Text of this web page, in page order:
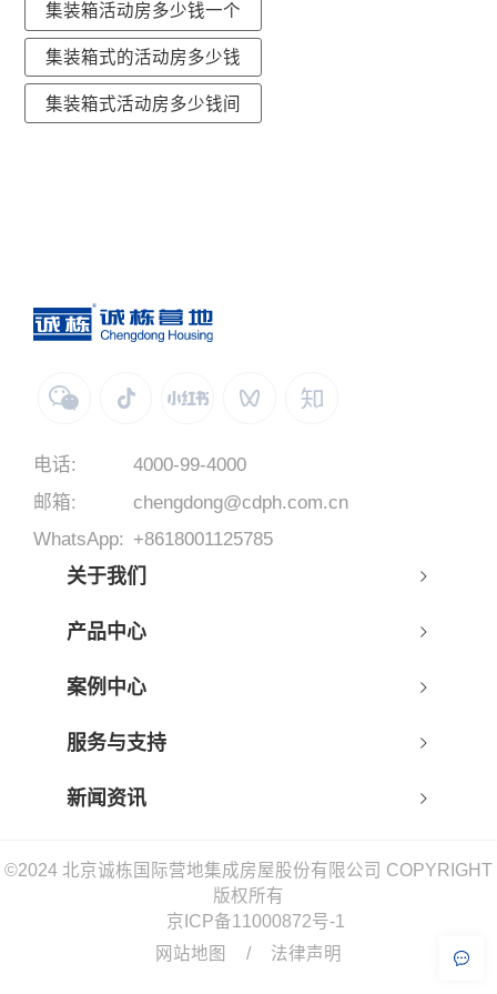
集装箱活动房多少钱一个
集装箱式的活动房多少钱
集装箱式活动房多少钱间
电话:
4000-99-4000
邮箱:
chengdong@cdph.com.cn
WhatsApp: +8618001125785
关于我们
产品中心
案例中心
服务与支持
新闻资讯
©2024 北京诚栋国际营地集成房屋股份有限公司 COPYRIGHT
版权所有
京ICP备11000872号-1
网站地图
/ 法律声明